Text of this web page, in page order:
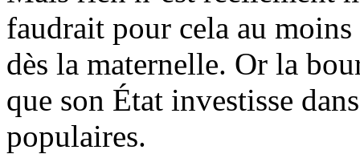
faudrait pour cela au moins
dès la maternelle. Or la
que son État investisse
populaires.